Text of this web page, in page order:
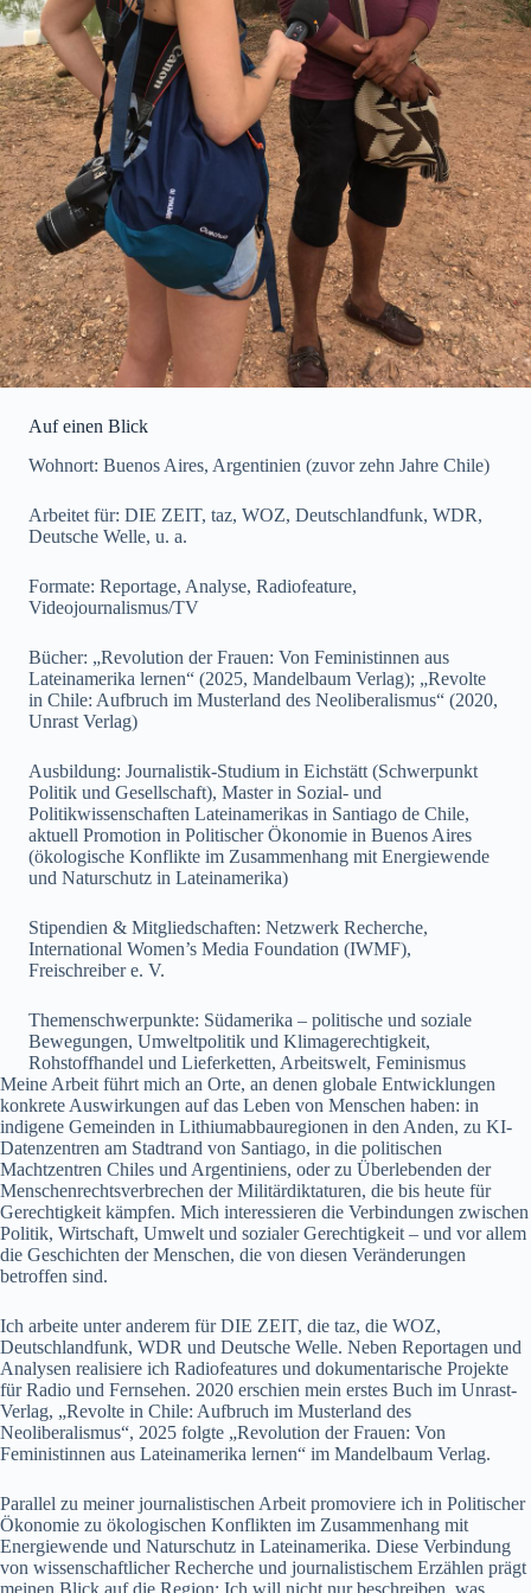
Auf einen Blick
Wohnort: Buenos Aires, Argentinien (zuvor zehn Jahre Chile)
Arbeitet für: DIE ZEIT, taz, WOZ, Deutschlandfunk, WDR,
Deutsche Welle, u. a.
Formate: Reportage, Analyse, Radiofeature,
Videojournalismus/TV
Bücher: „Revolution der Frauen: Von Feministinnen aus
Lateinamerika lernen“ (2025, Mandelbaum Verlag); „Revolte
in Chile: Aufbruch im Musterland des Neoliberalismus“ (2020,
Unrast Verlag)
Ausbildung: Journalistik-Studium in Eichstätt (Schwerpunkt
Politik und Gesellschaft), Master in Sozial- und
Politikwissenschaften Lateinamerikas in Santiago de Chile,
aktuell Promotion in Politischer Ökonomie in Buenos Aires
(ökologische Konflikte im Zusammenhang mit Energiewende
und Naturschutz in Lateinamerika)
Stipendien & Mitgliedschaften: Netzwerk Recherche,
International Women’s Media Foundation (IWMF),
Freischreiber e. V.
Themenschwerpunkte: Südamerika – politische und soziale
Bewegungen, Umweltpolitik und Klimagerechtigkeit,
Rohstoffhandel und Lieferketten, Arbeitswelt, Feminismus
Meine Arbeit führt mich an Orte, an denen globale Entwicklungen
konkrete Auswirkungen auf das Leben von Menschen haben: in
indigene Gemeinden in Lithiumabbauregionen in den Anden, zu KI-
Datenzentren am Stadtrand von Santiago, in die politischen
Machtzentren Chiles und Argentiniens, oder zu Überlebenden der
Menschenrechtsverbrechen der Militärdiktaturen, die bis heute für
Gerechtigkeit kämpfen. Mich interessieren die Verbindungen zwischen
Politik, Wirtschaft, Umwelt und sozialer Gerechtigkeit – und vor allem
die Geschichten der Menschen, die von diesen Veränderungen
betroffen sind.
Ich arbeite unter anderem für DIE ZEIT, die taz, die WOZ,
Deutschlandfunk, WDR und Deutsche Welle. Neben Reportagen und
Analysen realisiere ich Radiofeatures und dokumentarische Projekte
für Radio und Fernsehen. 2020 erschien mein erstes Buch im Unrast-
Verlag, „Revolte in Chile: Aufbruch im Musterland des
Neoliberalismus“, 2025 folgte „Revolution der Frauen: Von
Feministinnen aus Lateinamerika lernen“ im Mandelbaum Verlag.
Parallel zu meiner journalistischen Arbeit promoviere ich in Politischer
Ökonomie zu ökologischen Konflikten im Zusammenhang mit
Energiewende und Naturschutz in Lateinamerika. Diese Verbindung
von wissenschaftlicher Recherche und journalistischem Erzählen prägt